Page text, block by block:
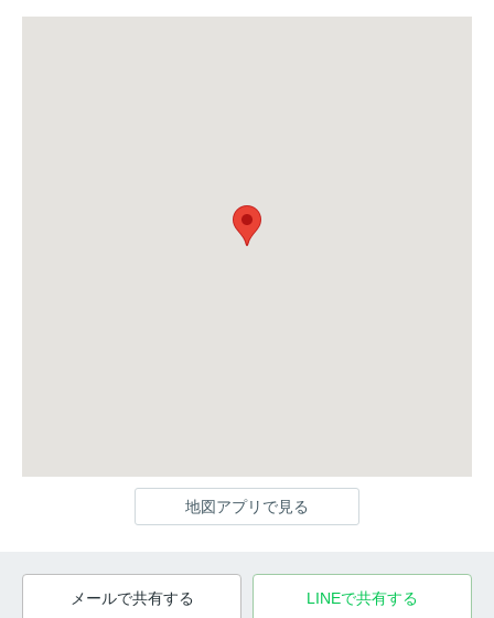
地図アプリで見る
メールで共有する LINEで共有する